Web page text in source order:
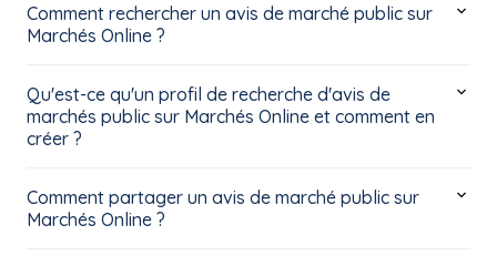
Comment rechercher un avis de marché public sur
Marchés Online ?
Qu'est-ce qu'un profil de recherche d'avis de
marchés public sur Marchés Online et comment en
créer ?
Comment partager un avis de marché public sur
Marchés Online ?